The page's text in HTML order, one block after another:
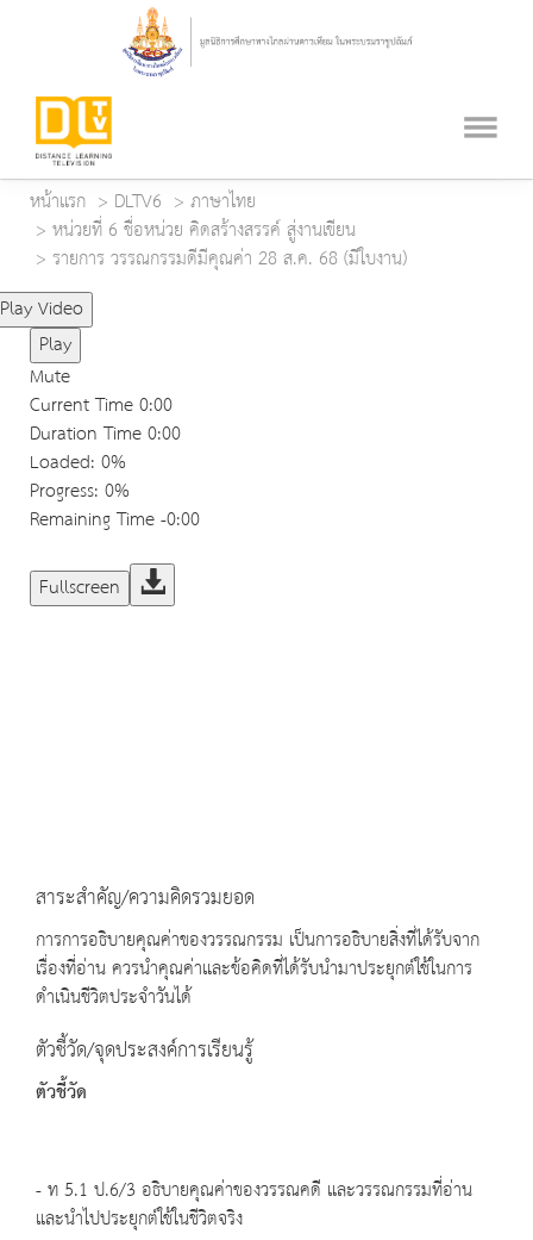
หน้าแรก DLTV6
ภาษาไทย
หน่วยที่ 6 ชื่อหน่วย คิดสร้างสรรค์ สู่งานเขียน
รายการ วรรณกรรมดีมีคุณค่า 28 ส.ค. 68 (มีใบงาน)
Play Video
Play
Mute
Current Time0:00
Duration Time0:00
Loaded: 0%
Progress: 0%
Remaining Time-0:00
Fullscreen
สาระสำคัญ/ความคิดรวมยอด
การการอธิบายคุณค่าของวรรณกรรม เป็นการอธิบายสิ่งที่ได้รับจาก
เรื่องที่อ่าน ควรนำคุณค่าและข้อคิดที่ได้รับนำมาประยุกต์ใช้ในการ
ดำเนินชีวิตประจำวันได้
ตัวชี้วัด/จุดประสงค์การเรียนรู้
ตัวชี้วัด
- ท 5.1 ป.6/3 อธิบายคุณค่าของวรรณคดี และวรรณกรรมที่อ่าน
และนำไปประยุกต์ใช้ในชีวิตจริง